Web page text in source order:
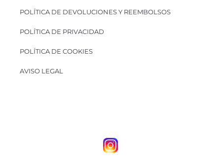
POLÍTICA DE DEVOLUCIONES Y REEMBOLSOS
POLÍTICA DE PRIVACIDAD
POLÍTICA DE COOKIES
AVISO LEGAL